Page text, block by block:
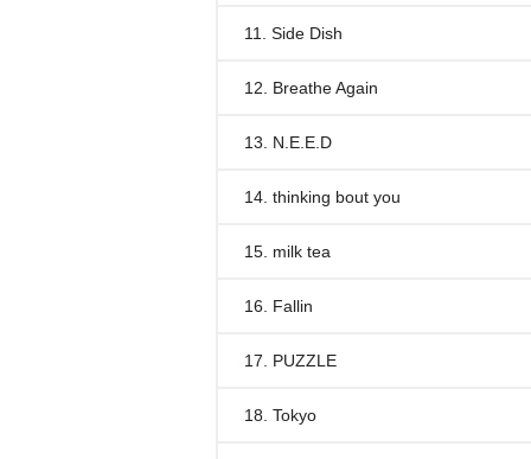
11. Side Dish
12. Breathe Again
13. N.E.E.D
14. thinking bout you
15. milk tea
16. Fallin
17. PUZZLE
18. Tokyo